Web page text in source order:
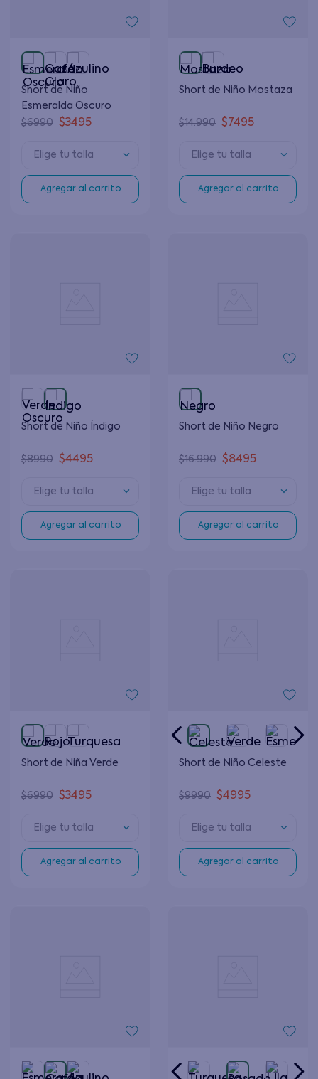
Short de Niño
Esmeralda Oscuro
$6990 $3495
Elige tu talla
Agregar al carrito
Short de Niño Mostaza
$14.990 $7495
Elige tu talla
Agregar al carrito
Short de Niño Índigo
$8990 $4495
Elige tu talla
Agregar al carrito
Short de Niño Negro
$16.990 $8495
Elige tu talla
Agregar al carrito
Short de Niña Verde
$6990 $3495
Elige tu talla
Agregar al carrito
Short de Niño Celeste
$9990 $4995
Elige tu talla
Agregar al carrito